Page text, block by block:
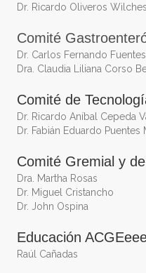
Dr. Ricardo Oliveros Wilches
Comité
Dr. Carlos Fernando
Dra. Claudia Liliana Corso
Comité de
Dr. Ricardo Aníbal Cepeda
Dr. Fabián Eduardo Puentes
Comité Gremial y
Dra. Martha Rosas
Dr. Miguel Cristancho
Dr. John Ospina
Educación
Raúl Cañadas